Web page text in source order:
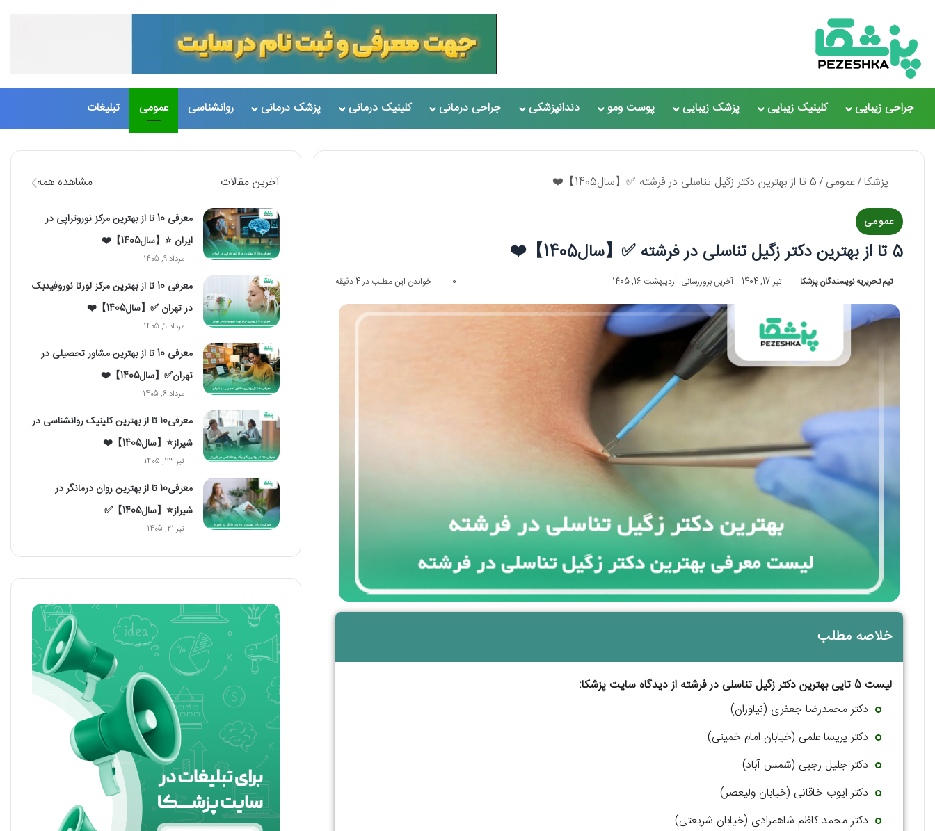
جراحی زیبایی کلینیک زیبایی پزشک زیبایی پوست ومو دندانپزشکی جراحی درمانی کلینیک درمانی پزشک درمانی روانشناسی عمومی تبلیغات
پزشکا/عمومی/5 تا از بهترین دکتر زگیل تناسلی در فرشته ✅【سال1405】❤️
عمومی
5 تا از بهترین دکتر زگیل تناسلی در فرشته ✅【سال1405】❤️
تیم تحریریه نویسندگان پزشکا تیر 17, 1404 آخرین بروزرسانی: اردیبهشت 16, 1405 0 خواندن این مطلب در 4 دقیقه
خلاصه مطلب
لیست 5 تایی بهترین دکتر زگیل تناسلی در فرشته از دیدگاه سایت پزشکا:
دکتر محمدرضا جعفری (نیاوران)
دکتر پریسا علمی (خیابان امام خمینی)
دکتر جلیل رجبی (شمس آباد)
دکتر ایوب خاقانی (خیابان ولیعصر)
دکتر محمد کاظم شاهمرادی (خیابان شریعتی)
آخرین مقالات مشاهده همه
معرفی 10 تا از بهترین مرکز نوروتراپی در
ایران ⭐【سال1405】❤️
مرداد 9, 1405
معرفی 10 تا از بهترین مرکز لورتا نوروفیدبک
در تهران ✅【سال1405】❤️
مرداد 9, 1405
معرفی 10 تا از بهترین مشاور تحصیلی در
تهران✅【سال1405】❤️
مرداد 6, 1405
معرفی10 تا از بهترین کلینیک روانشناسی در
شیراز⭐【سال1405】❤️
تیر 23, 1405
معرفی10 تا از بهترین روان درمانگر در
شیراز⭐【سال1405】✅
تیر 21, 1405